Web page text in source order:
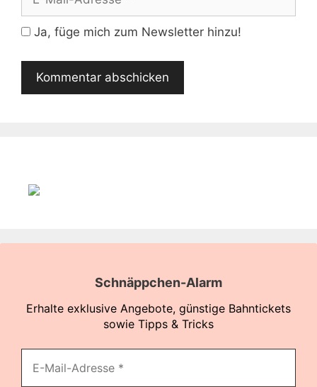
Mail-
Adresse
Ja, füge mich zum Newsletter hinzu!
Schnäppchen-Alarm
Erhalte exklusive Angebote, günstige Bahntickets
sowie Tipps & Tricks